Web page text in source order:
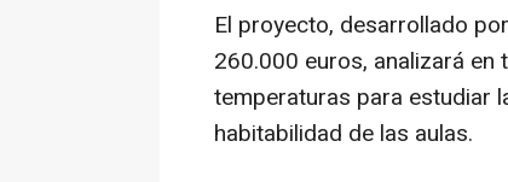
El proyecto, desarrollado
260.000 euros, analizará
temperaturas para estudiar
habitabilidad de las aulas.